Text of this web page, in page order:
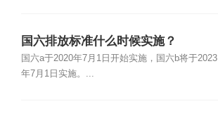
国六排放标准什么时候实施？
国六a于2020年7月1日开始实施，国六b将于2023
年7月1日实施。...